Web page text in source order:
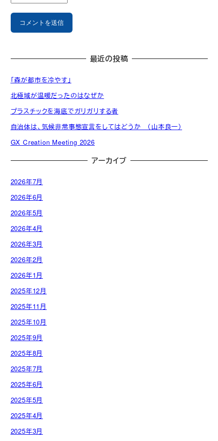
最近の投稿
「森が都市を冷やす」
北極域が温暖だったのはなぜか
プラスチックを海底でガリガリする者
自治体は、気候非常事態宣言をしてはどうか （山本良一）
GX Creation Meeting 2026
アーカイブ
2026年7月
2026年6月
2026年5月
2026年4月
2026年3月
2026年2月
2026年1月
2025年12月
2025年11月
2025年10月
2025年9月
2025年8月
2025年7月
2025年6月
2025年5月
2025年4月
2025年3月